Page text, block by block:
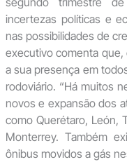
incertezas políticas e
nas possibilidades de
executivo comenta que,
a sua presença em
rodoviário. “Há muitos
novos e expansão dos
como Querétaro, León,
Monterrey. Também
ônibus movidos a gás